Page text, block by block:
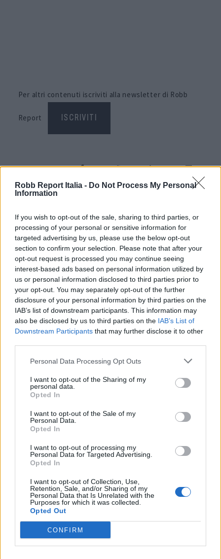
Robb Report Italia - Do Not Process My Personal
Information
If you wish to opt-out of the sale, sharing to third parties, or
processing of your personal or sensitive information for
targeted advertising by us, please use the below opt-out
section to confirm your selection. Please note that after your
opt-out request is processed you may continue seeing
interest-based ads based on personal information utilized by
us or personal information disclosed to third parties prior to
your opt-out. You may separately opt-out of the further
disclosure of your personal information by third parties on the
IAB’s list of downstream participants. This information may
also be disclosed by us to third parties on the IAB’s List of
Downstream Participants that may further disclose it to other
Personal Data Processing Opt Outs
I want to opt-out of the Sharing of my
personal data.
Opted In
I want to opt-out of the Sale of my
Personal Data.
Opted In
I want to opt-out of processing my
Personal Data for Targeted Advertising.
Opted In
I want to opt-out of Collection, Use,
Retention, Sale, and/or Sharing of my
Personal Data that Is Unrelated with the
Purposes for which it was collected.
Opted Out
CONFIRM
Per altri contenuti iscriviti alla newsletter di Robb
Report ISCRIVITI
Share
RELATED POSTS
Sira Kong porta la mixology di Drink Kong sul rooftop